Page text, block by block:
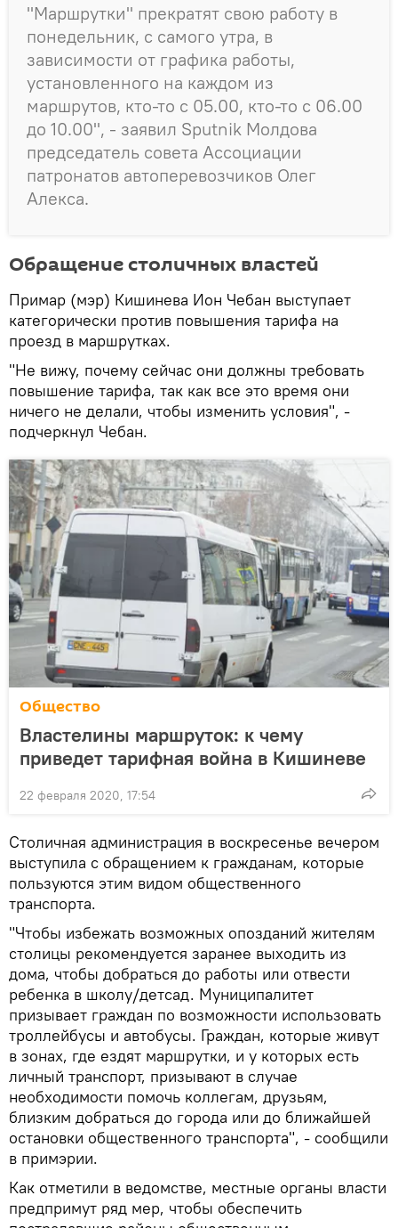
"Маршрутки" прекратят свою работу в
понедельник, с самого утра, в
зависимости от графика работы,
установленного на каждом из
маршрутов, кто-то с 05.00, кто-то с 06.00
до 10.00", - заявил Sputnik Молдова
председатель совета Ассоциации
патронатов автоперевозчиков Олег
Алекса.
Обращение столичных властей
Примар (мэр) Кишинева Ион Чебан выступает
категорически против повышения тарифа на
проезд в маршрутках.
"Не вижу, почему сейчас они должны требовать
повышение тарифа, так как все это время они
ничего не делали, чтобы изменить условия", -
подчеркнул Чебан.
Общество
Властелины маршруток: к чему
приведет тарифная война в Кишиневе
22 февраля 2020, 17:54
Столичная администрация в воскресенье вечером
выступила с обращением к гражданам, которые
пользуются этим видом общественного
транспорта.
"Чтобы избежать возможных опозданий жителям
столицы рекомендуется заранее выходить из
дома, чтобы добраться до работы или отвести
ребенка в школу/детсад. Муниципалитет
призывает граждан по возможности использовать
троллейбусы и автобусы. Граждан, которые живут
в зонах, где ездят маршрутки, и у которых есть
личный транспорт, призывают в случае
необходимости помочь коллегам, друзьям,
близким добраться до города или до ближайшей
остановки общественного транспорта", - сообщили
в примэрии.
Как отметили в ведомстве, местные органы власти
предпримут ряд мер, чтобы обеспечить